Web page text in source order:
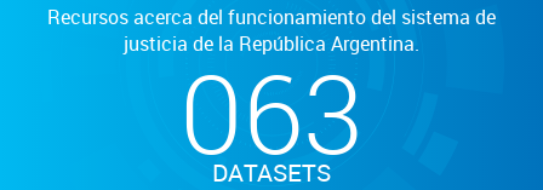
Recursos acerca del funcionamiento del sistema de
justicia de la República Argentina.
063
DATASETS